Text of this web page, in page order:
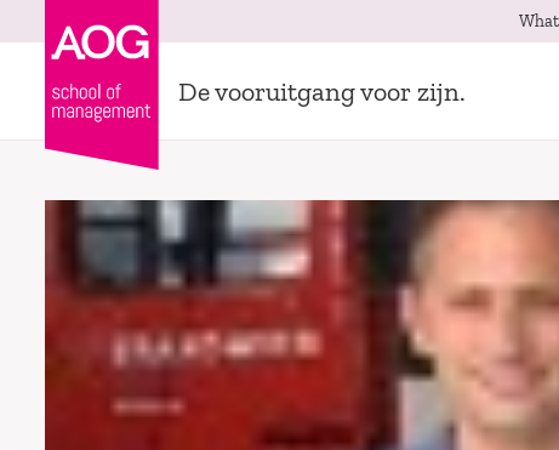
De vooruitgang voor zijn.